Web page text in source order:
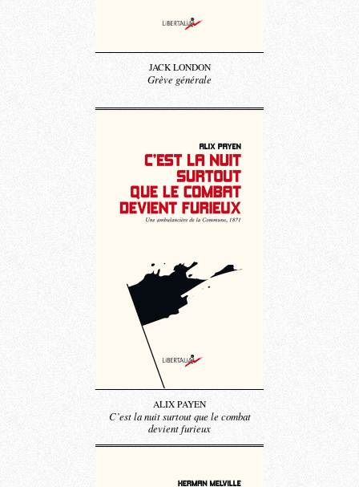
JACK LONDON
Grève générale
ALIX PAYEN
C’est la nuit surtout que le combat
devient furieux